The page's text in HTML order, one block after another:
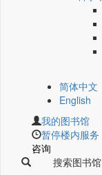
简体中文
English
我的图书馆
暂停楼内服务
咨询
搜索图书